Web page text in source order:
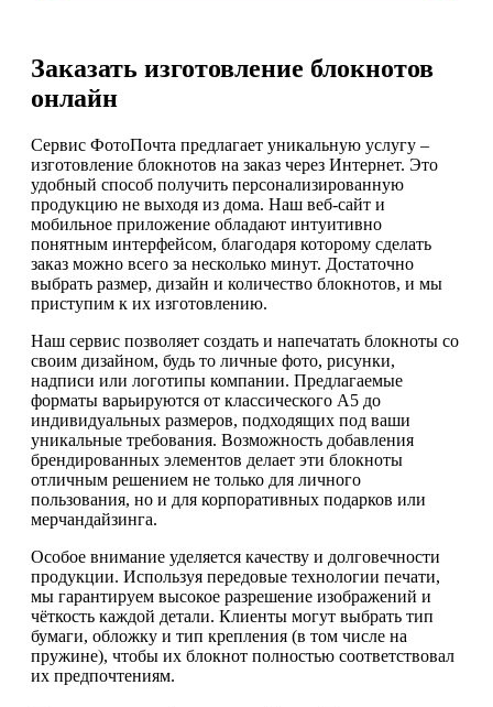
Заказать изготовление блокнотов
онлайн
Сервис ФотоПочта предлагает уникальную услугу –
изготовление блокнотов на заказ через Интернет. Это
удобный способ получить персонализированную
продукцию не выходя из дома. Наш веб-сайт и
мобильное приложение обладают интуитивно
понятным интерфейсом, благодаря которому сделать
заказ можно всего за несколько минут. Достаточно
выбрать размер, дизайн и количество блокнотов, и мы
приступим к их изготовлению.
Наш сервис позволяет создать и напечатать блокноты со
своим дизайном, будь то личные фото, рисунки,
надписи или логотипы компании. Предлагаемые
форматы варьируются от классического А5 до
индивидуальных размеров, подходящих под ваши
уникальные требования. Возможность добавления
брендированных элементов делает эти блокноты
отличным решением не только для личного
пользования, но и для корпоративных подарков или
мерчандайзинга.
Особое внимание уделяется качеству и долговечности
продукции. Используя передовые технологии печати,
мы гарантируем высокое разрешение изображений и
чёткость каждой детали. Клиенты могут выбрать тип
бумаги, обложку и тип крепления (в том числе на
пружине), чтобы их блокнот полностью соответствовал
их предпочтениям.